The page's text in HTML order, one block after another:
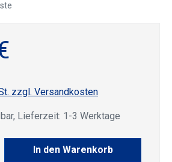
zzgl. Versandkosten
Lieferzeit: 1-3 Werktage
Gib den gewünschten
In den Warenkorb